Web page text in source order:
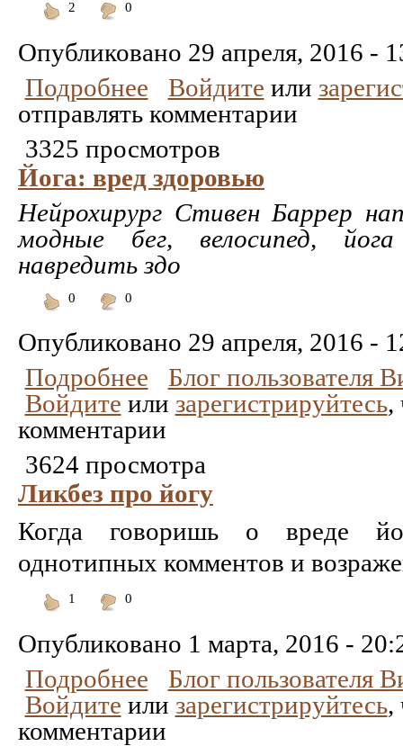
2
0
Опубликовано 29 апреля, 2016 -
Подробнее
Войдите или
отправлять комментарии
3325 просмотров
Йога: вред здоровью
Нейрохирург Стивен Баррер
модные бег, велосипед,
навредить здо
0
0
Опубликовано 29 апреля, 2016 -
Подробнее
Блог пользователя
Войдите или зарегистрируйтесь,
комментарии
3624 просмотра
Ликбез про йогу
Когда говоришь о вреде
однотипных комментов и
1
0
Опубликовано 1 марта, 2016 -
Подробнее
Блог пользователя
Войдите или зарегистрируйтесь,
комментарии